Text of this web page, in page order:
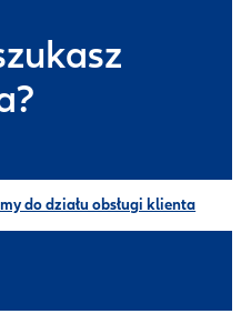
do działu obsługi klienta